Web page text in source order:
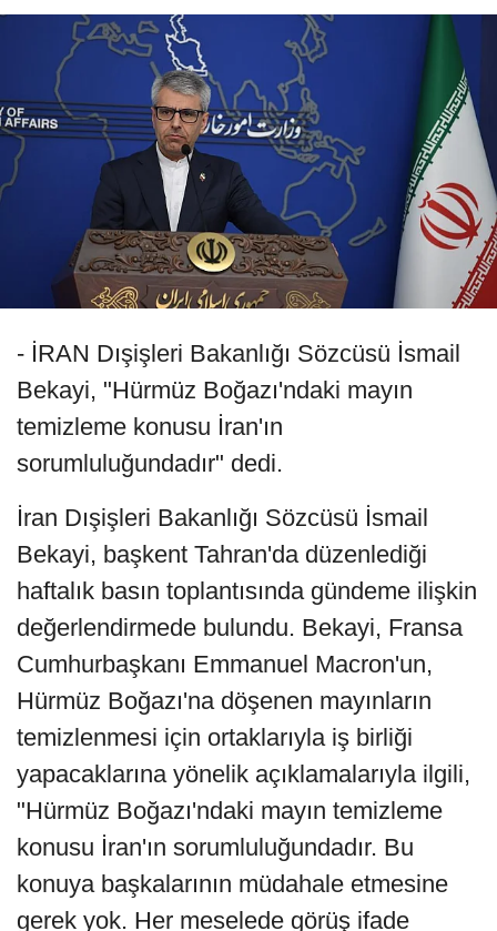
- İRAN Dışişleri Bakanlığı Sözcüsü İsmail
Bekayi, "Hürmüz Boğazı'ndaki mayın
temizleme konusu İran'ın
sorumluluğundadır" dedi.
İran Dışişleri Bakanlığı Sözcüsü İsmail
Bekayi, başkent Tahran'da düzenlediği
haftalık basın toplantısında gündeme ilişkin
değerlendirmede bulundu. Bekayi, Fransa
Cumhurbaşkanı Emmanuel Macron'un,
Hürmüz Boğazı'na döşenen mayınların
temizlenmesi için ortaklarıyla iş birliği
yapacaklarına yönelik açıklamalarıyla ilgili,
"Hürmüz Boğazı'ndaki mayın temizleme
konusu İran'ın sorumluluğundadır. Bu
konuya başkalarının müdahale etmesine
gerek yok. Her meselede görüş ifade